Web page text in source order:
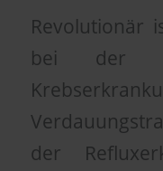
Revolutionär
bei der
der